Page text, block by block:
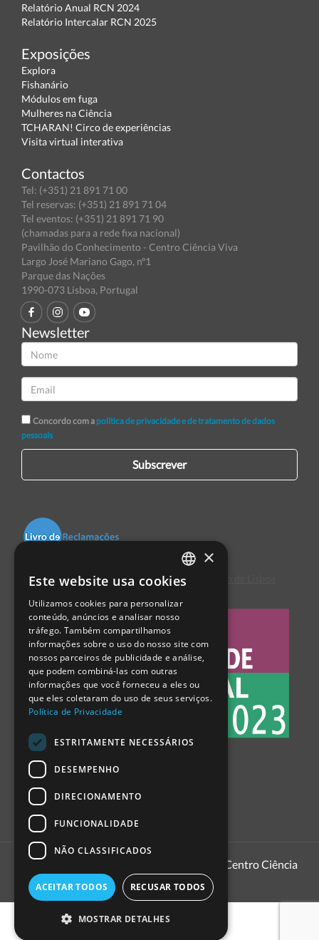
Relatório Anual RCN 2024
Relatório Intercalar RCN 2025
Exposições
Explora
Fishanário
Módulos em fuga
Mulheres na Ciência
TCHARAN! Circo de experiências
Visita virtual interativa
Contactos
Tel: (+351) 21 891 71 00
Tel reservas: (+351) 21 891 71 04
Tel eventos: (+351) 21 891 71 90
(chamadas para a rede fixa nacional)
Pavilhão do Conhecimento - Centro Ciência Viva
Largo José Mariano Gago, nº1
Parque das Nações
1990-073 Lisboa, Portugal
Newsletter
Concordo com a política de privacidade e de tratamento de dados
pessoais
Subscrever
Centro de Arbitragem de Conflitos de Consumo de Lisboa
1999 - 2026
Pavilhão do Conhecimento | Centro Ciência
PORTUGUESE
ENGLISH
SPANISH
×
Este website usa cookies
Utilizamos cookies para personalizar
conteúdo, anúncios e analisar nosso
tráfego. Também compartilhamos
informações sobre o uso do nosso site com
nossos parceiros de publicidade e análise,
que podem combiná-las com outras
informações que você forneceu a eles ou
que eles coletaram do uso de seus serviços.
Política de Privacidade
ESTRITAMENTE NECESSÁRIOS
DESEMPENHO
DIRECIONAMENTO
FUNCIONALIDADE
NÃO CLASSIFICADOS
ACEITAR TODOS RECUSAR TODOS
MOSTRAR DETALHES